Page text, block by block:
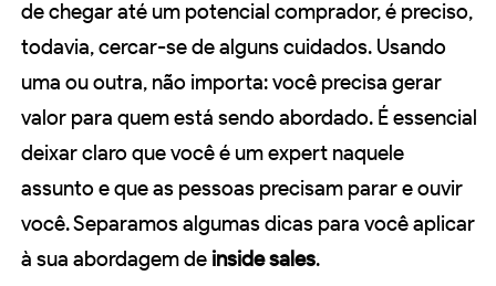
de chegar até um potencial comprador, é preciso,
todavia, cercar-se de alguns cuidados. Usando
uma ou outra, não importa: você precisa gerar
valor para quem está sendo abordado. É essencial
deixar claro que você é um expert naquele
assunto e que as pessoas precisam parar e ouvir
você. Separamos algumas dicas para você aplicar
à sua abordagem de inside sales.